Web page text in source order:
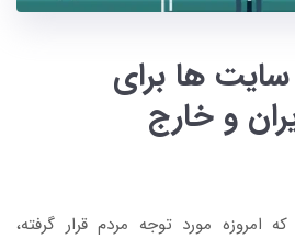
ها برای
و خارج
امروزه مورد توجه مردم قرار گرفته،